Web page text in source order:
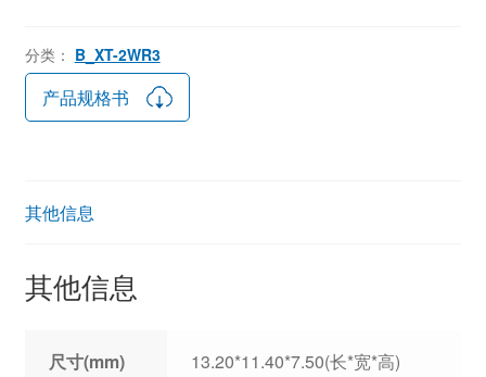
分类： B_XT-2WR3
产品规格书
其他信息
其他信息
尺寸(mm) 13.20*11.40*7.50(长*宽*高)